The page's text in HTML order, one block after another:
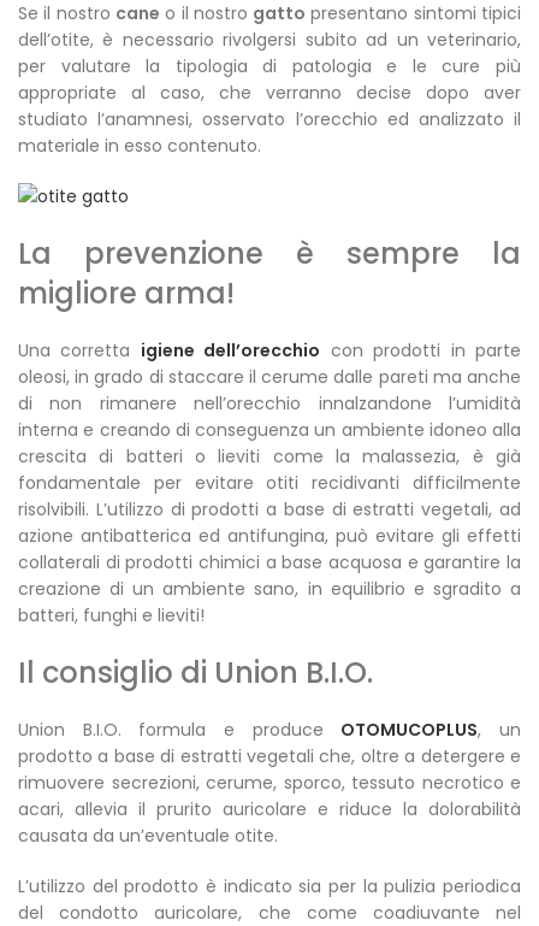
Se il nostro cane o il nostro gatto presentano sintomi tipici
dell’otite, è necessario rivolgersi subito ad un veterinario,
per valutare la tipologia di patologia e le cure più
appropriate al caso, che verranno decise dopo aver
studiato l’anamnesi, osservato l’orecchio ed analizzato il
materiale in esso contenuto.
La prevenzione è sempre la
migliore arma!
Una corretta igiene dell’orecchio con prodotti in parte
oleosi, in grado di staccare il cerume dalle pareti ma anche
di non rimanere nell’orecchio innalzandone l’umidità
interna e creando di conseguenza un ambiente idoneo alla
crescita di batteri o lieviti come la malassezia, è già
fondamentale per evitare otiti recidivanti difficilmente
risolvibili. L’utilizzo di prodotti a base di estratti vegetali, ad
azione antibatterica ed antifungina, può evitare gli effetti
collaterali di prodotti chimici a base acquosa e garantire la
creazione di un ambiente sano, in equilibrio e sgradito a
batteri, funghi e lieviti!
Il consiglio di Union B.I.O.
Union B.I.O. formula e produce OTOMUCOPLUS, un
prodotto a base di estratti vegetali che, oltre a detergere e
rimuovere secrezioni, cerume, sporco, tessuto necrotico e
acari, allevia il prurito auricolare e riduce la dolorabilità
causata da un’eventuale otite.
L’utilizzo del prodotto è indicato sia per la pulizia periodica
del condotto auricolare, che come coadiuvante nel